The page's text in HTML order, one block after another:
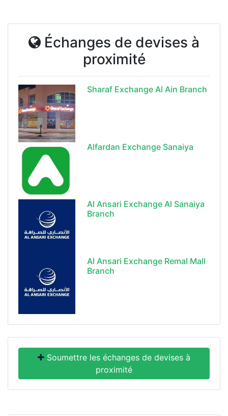
Échanges de devises à
proximité
Sharaf Exchange Al Ain Branch
Alfardan Exchange Sanaiya
Al Ansari Exchange Al Sanaiya
Branch
Al Ansari Exchange Remal Mall
Branch
Soumettre les échanges de devises à
proximité